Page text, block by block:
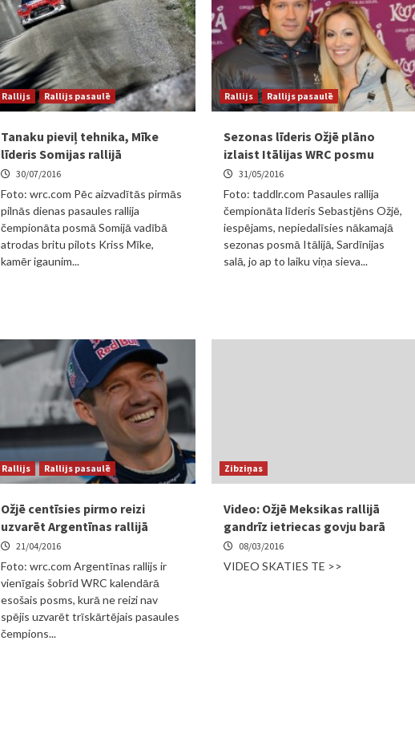
Rallijs Rallijs pasaulē
Tanaku pieviļ tehnika, Mīke
līderis Somijas rallijā
30/07/2016
Foto: wrc.com Pēc aizvadītās pirmās
pilnās dienas pasaules rallija
čempionāta posmā Somijā vadībā
atrodas britu pilots Kriss Mīke,
kamēr igaunim...
Rallijs Rallijs pasaulē
Sezonas līderis Ožjē plāno
izlaist Itālijas WRC posmu
31/05/2016
Foto: taddlr.com Pasaules rallija
čempionāta līderis Sebastjēns Ožjē,
iespējams, nepiedalīsies nākamajā
sezonas posmā Itālijā, Sardīnijas
salā, jo ap to laiku viņa sieva...
Rallijs Rallijs pasaulē
Ožjē centīsies pirmo reizi
uzvarēt Argentīnas rallijā
21/04/2016
Foto: wrc.com Argentīnas rallijs ir
vienīgais šobrīd WRC kalendārā
esošais posms, kurā ne reizi nav
spējis uzvarēt trīskārtējais pasaules
čempions...
Zibziņas
Video: Ožjē Meksikas rallijā
gandrīz ietriecas govju barā
08/03/2016
VIDEO SKATIES TE >>